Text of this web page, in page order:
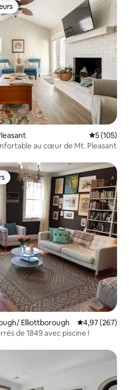
parmi les plus aimés
Note
5 (105)
au cœur de Mt. Pleasant
Elliottborough Note
4,97 (267)
de 1849 avec piscine !